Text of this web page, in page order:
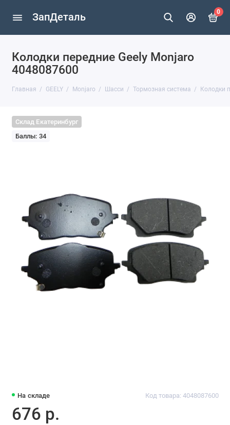
ЗапДеталь 0
Колодки передние Geely Monjaro
4048087600
Главная GEELY Monjaro Шасси Тормозная система Колодки
Склад Екатеринбург
Баллы: 34
На складе Код товара: 4048087600
676 р.